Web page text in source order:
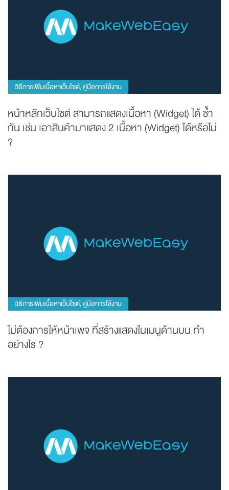
วิธีการเพิ่มเนื้อหาเว็บไซต์,คู่มือการใช้งาน
หน้าหลักเว็บไซต์ สามารถแสดงเนื้อหา (Widget) ได้ ซ้ำ
กัน เช่น เอาสินค้ามาแสดง 2 เนื้อหา (Widget) ได้หรือไม่
?
วิธีการเพิ่มเนื้อหาเว็บไซต์,คู่มือการใช้งาน
ไม่ต้องการให้หน้าเพจ ที่สร้างแสดงในเมนูด้านบน ทำ
อย่างไร ?